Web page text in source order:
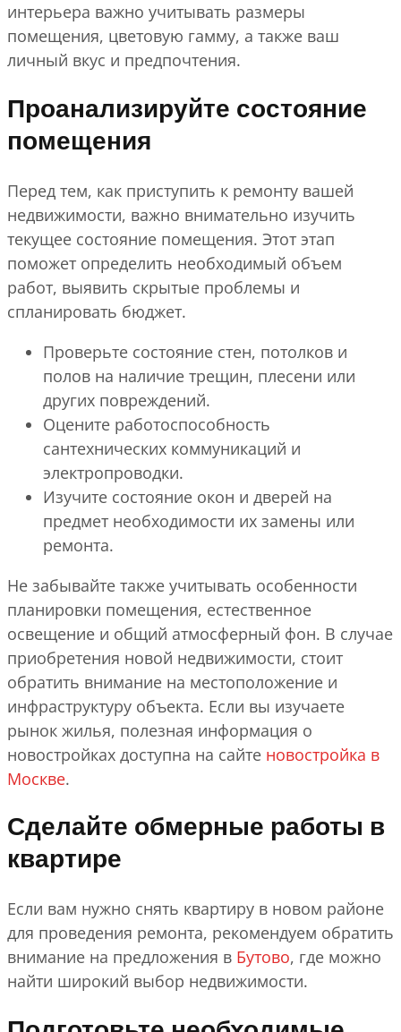
интерьера важно учитывать размеры
помещения, цветовую гамму, а также ваш
личный вкус и предпочтения.
Проанализируйте состояние
помещения
Перед тем, как приступить к ремонту вашей
недвижимости, важно внимательно изучить
текущее состояние помещения. Этот этап
поможет определить необходимый объем
работ, выявить скрытые проблемы и
спланировать бюджет.
Проверьте состояние стен, потолков и
полов на наличие трещин, плесени или
других повреждений.
Оцените работоспособность
сантехнических коммуникаций и
электропроводки.
Изучите состояние окон и дверей на
предмет необходимости их замены или
ремонта.
Не забывайте также учитывать особенности
планировки помещения, естественное
освещение и общий атмосферный фон. В случае
приобретения новой недвижимости, стоит
обратить внимание на местоположение и
инфраструктуру объекта. Если вы изучаете
рынок жилья, полезная информация о
новостройках доступна на сайте новостройка в
Москве.
Сделайте обмерные работы в
квартире
Если вам нужно снять квартиру в новом районе
для проведения ремонта, рекомендуем обратить
внимание на предложения в Бутово, где можно
найти широкий выбор недвижимости.